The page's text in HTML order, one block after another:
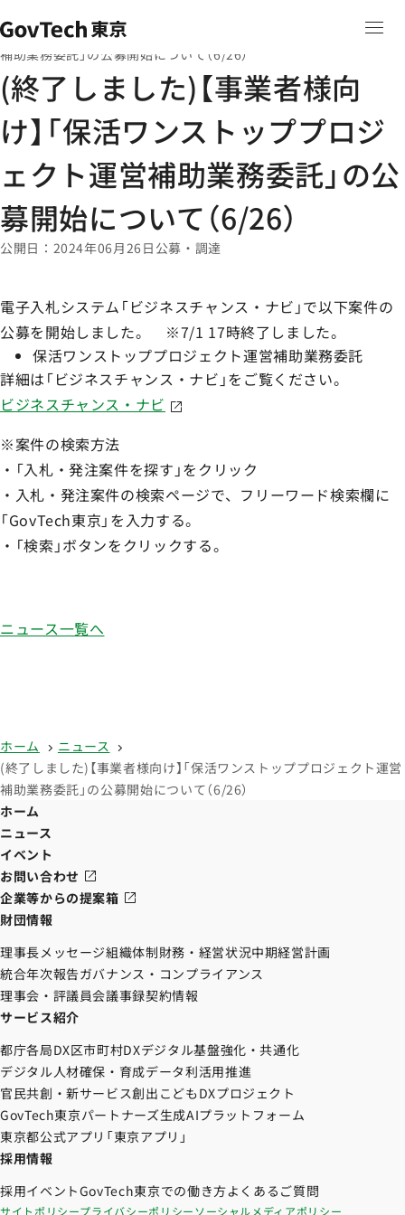
ホーム
(終了しました)【事業者様向け】「保活ワンストッププロジェクト運営
補助業務委託」の公募開始について（6/26）
(終了しました)【事業者様向
け】「保活ワンストッププロジ
ェクト運営補助業務委託」の公
募開始について（6/26）
公開日 2024年06月26日 公募・調達
電子入札システム「ビジネスチャンス・ナビ」で以下案件の
公募を開始しました。 ※7/1 17時終了しました。
保活ワンストッププロジェクト運営補助業務委託
詳細は「ビジネスチャンス・ナビ」をご覧ください。
ビジネスチャンス・ナビ
※案件の検索方法
・「入札・発注案件を探す」をクリック
・入札・発注案件の検索ページで、フリーワード検索欄に
「GovTech東京」を入力する。
・「検索」ボタンをクリックする。
ニュース一覧へ
ホーム
ニュース
(終了しました)【事業者様向け】「保活ワンストッププロジェクト運営
補助業務委託」の公募開始について（6/26）
ホーム
ニュース
イベント
お問い合わせ
企業等からの提案箱
サイトポリシープライバシーポリシーソーシャルメディアポリシー
財団情報
理事長メッセージ組織体制財務・経営状況中期経営計画
統合年次報告ガバナンス・コンプライアンス
理事会・評議員会議事録契約情報
サービス紹介
都庁各局DX区市町村DXデジタル基盤強化・共通化
デジタル人材確保・育成データ利活用推進
官民共創・新サービス創出 こどもDXプロジェクト
GovTech東京パートナーズ生成AIプラットフォーム
東京都公式アプリ「東京アプリ」
採用情報
採用イベントGovTech東京での働き方よくあるご質問